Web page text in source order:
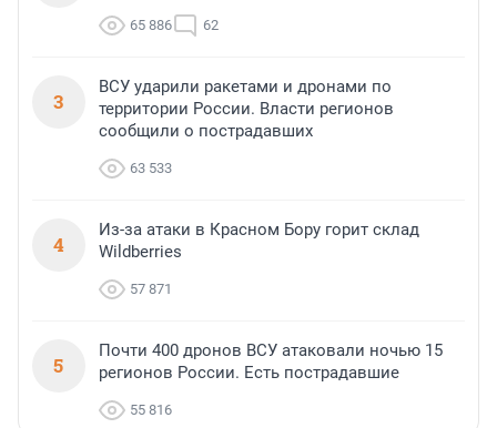
65 886 62
3
ВСУ ударили ракетами и дронами по
территории России. Власти регионов
сообщили о пострадавших
63 533
4
Из-за атаки в Красном Бору горит склад
Wildberries
57 871
5
Почти 400 дронов ВСУ атаковали ночью 15
регионов России. Есть пострадавшие
55 816